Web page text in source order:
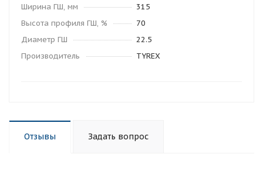
Ширина ГШ, мм
315
Высота профиля ГШ, %
70
Диаметр ГШ
22.5
Производитель
TYREX
Отзывы Задать вопрос